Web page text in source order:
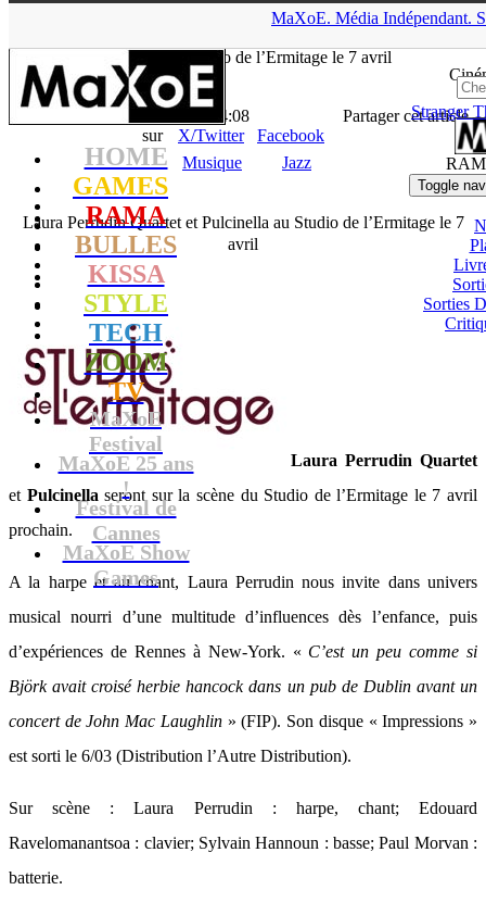
MaXoE. Média Indépendant.
HOME
GAMES
RAMA
BULLES
KISSA
STYLE
TECH
ZOOM
TV
MaXoE
Festival
MaXoE 25 ans
!
Festival de
Cannes
MaXoE Show
Games
Ciné
Stranger
Toggle
Sorties
Pulcinella au Studio de l’Ermitage le 7 avril
- 01.04.15, 14:08
Partager cet article
sur
X/Twitter
Facebook
Musique
Jazz
Laura Perrudin Quartet et Pulcinella au Studio de l’Ermitage le 7
avril
Laura Perrudin Quartet
et Pulcinella seront sur la scène du Studio de l’Ermitage le 7 avril
prochain.
A la harpe et au chant, Laura Perrudin nous invite dans univers
musical nourri d’une multitude d’influences dès l’enfance, puis
d’expériences de Rennes à New-York. « C’est un peu comme si
Björk avait croisé herbie hancock dans un pub de Dublin avant un
concert de John Mac Laughlin» (FIP). Son disque « Impressions »
est sorti le 6/03 (Distribution l’Autre Distribution).
Sur scène : Laura Perrudin : harpe, chant; Edouard
Ravelomanantsoa : clavier; Sylvain Hannoun : basse; Paul Morvan :
batterie.